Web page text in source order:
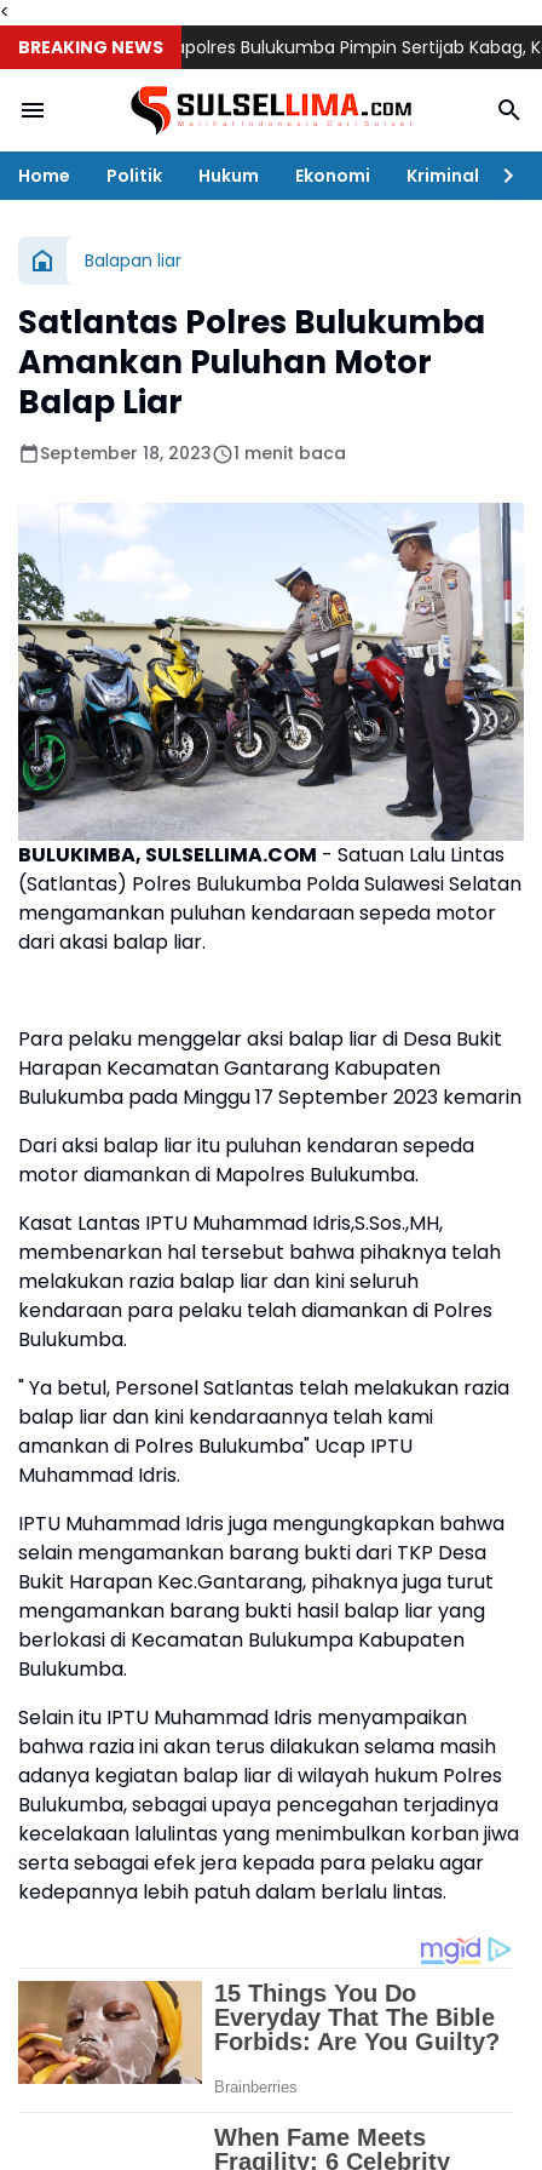
<
BREAKING NEWSKapolres Bulukumba Pimpin Sertijab Kabag, Kasat,
Home Politik Hukum Ekonomi Kriminal
Balapan liar
Satlantas Polres Bulukumba
Amankan Puluhan Motor
Balap Liar
September 18, 2023 1 menit baca
BULUKIMBA, SULSELLIMA.COM - Satuan Lalu Lintas
(Satlantas) Polres Bulukumba Polda Sulawesi Selatan
mengamankan puluhan kendaraan sepeda motor
dari akasi balap liar.
Para pelaku menggelar aksi balap liar di Desa Bukit
Harapan Kecamatan Gantarang Kabupaten
Bulukumba pada Minggu 17 September 2023 kemarin
Dari aksi balap liar itu puluhan kendaran sepeda
motor diamankan di Mapolres Bulukumba.
Kasat Lantas IPTU Muhammad Idris,S.Sos.,MH,
membenarkan hal tersebut bahwa pihaknya telah
melakukan razia balap liar dan kini seluruh
kendaraan para pelaku telah diamankan di Polres
Bulukumba.
" Ya betul, Personel Satlantas telah melakukan razia
balap liar dan kini kendaraannya telah kami
amankan di Polres Bulukumba" Ucap IPTU
Muhammad Idris.
IPTU Muhammad Idris juga mengungkapkan bahwa
selain mengamankan barang bukti dari TKP Desa
Bukit Harapan Kec.Gantarang, pihaknya juga turut
mengamankan barang bukti hasil balap liar yang
berlokasi di Kecamatan Bulukumpa Kabupaten
Bulukumba.
Selain itu IPTU Muhammad Idris menyampaikan
bahwa razia ini akan terus dilakukan selama masih
adanya kegiatan balap liar di wilayah hukum Polres
Bulukumba, sebagai upaya pencegahan terjadinya
kecelakaan lalulintas yang menimbulkan korban jiwa
serta sebagai efek jera kepada para pelaku agar
kedepannya lebih patuh dalam berlalu lintas.